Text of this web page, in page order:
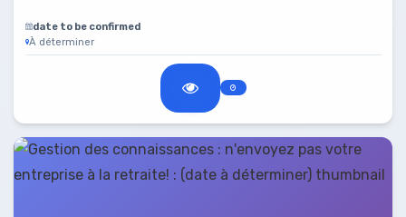
date to be confirmed
À déterminer